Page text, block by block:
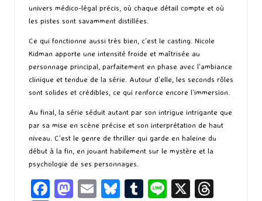
univers médico-légal précis, où chaque détail compte et où
les pistes sont savamment distillées.
Ce qui fonctionne aussi très bien, c’est le casting. Nicole
Kidman apporte une intensité froide et maîtrisée au
personnage principal, parfaitement en phase avec l’ambiance
clinique et tendue de la série. Autour d’elle, les seconds rôles
sont solides et crédibles, ce qui renforce encore l’immersion.
Au final, la série séduit autant par son intrigue intrigante que
par sa mise en scène précise et son interprétation de haut
niveau. C’est le genre de thriller qui garde en haleine du
début à la fin, en jouant habilement sur le mystère et la
psychologie de ses personnages.
Fa M E
Bl T
Li X